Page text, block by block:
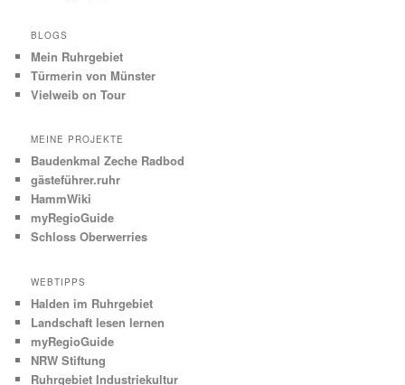
BLOGS
Mein Ruhrgebiet
Türmerin von Münster
Vielweib on Tour
MEINE PROJEKTE
Baudenkmal Zeche Radbod
gästeführer.ruhr
HammWiki
myRegioGuide
Schloss Oberwerries
WEBTIPPS
Halden im Ruhrgebiet
Landschaft lesen lernen
myRegioGuide
NRW Stiftung
Ruhrgebiet Industriekultur